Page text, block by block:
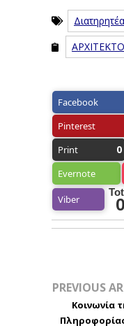
Facebook
Pinterest
Print 0
Evernote
Viber 0
PREVIOUS
Κοινωνία